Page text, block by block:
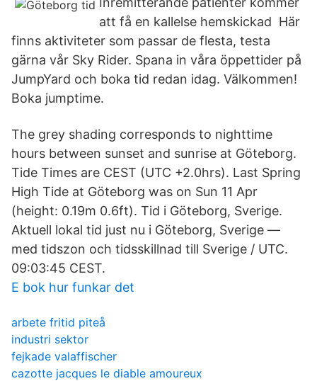
att få en kallelse hemskickad Här
finns aktiviteter som passar de flesta, testa
gärna vår Sky Rider. Spana in våra öppettider på
JumpYard och boka tid redan idag. Välkommen!
Boka jumptime.
The grey shading corresponds to nighttime
hours between sunset and sunrise at Göteborg.
Tide Times are CEST (UTC +2.0hrs). Last Spring
High Tide at Göteborg was on Sun 11 Apr
(height: 0.19m 0.6ft). Tid i Göteborg, Sverige.
Aktuell lokal tid just nu i Göteborg, Sverige —
med tidszon och tidsskillnad till Sverige / UTC.
09:03:45 CEST.
E bok hur funkar det
arbete fritid piteå
industri sektor
fejkade valaffischer
cazotte jacques le diable amoureux